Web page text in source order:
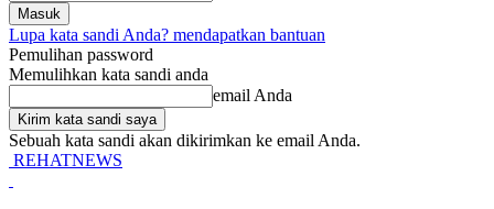
Lupa kata sandi Anda? mendapatkan bantuan
Pemulihan password
Memulihkan kata sandi anda
email Anda
Sebuah kata sandi akan dikirimkan ke email Anda.
REHATNEWS